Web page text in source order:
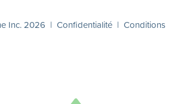
Inc. 2026 | Confidentialité | Conditions